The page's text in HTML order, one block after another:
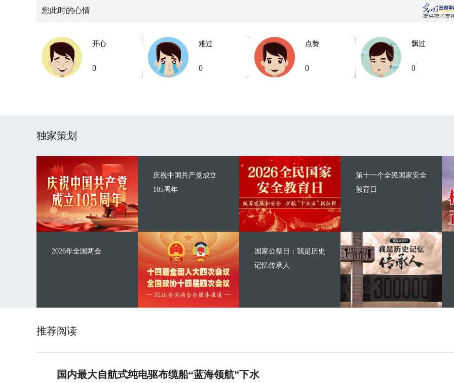
您此时的心情
开心
0
难过
0
点赞
0
飘过
0
独家策划
庆祝中国共产党成立
105周年
2026年全国两会
第十一个全民国家安全
教育日
国家公祭日：我是历史
记忆传承人
推荐阅读
国内最大自航式纯电驱布缆船“蓝海领航”下水